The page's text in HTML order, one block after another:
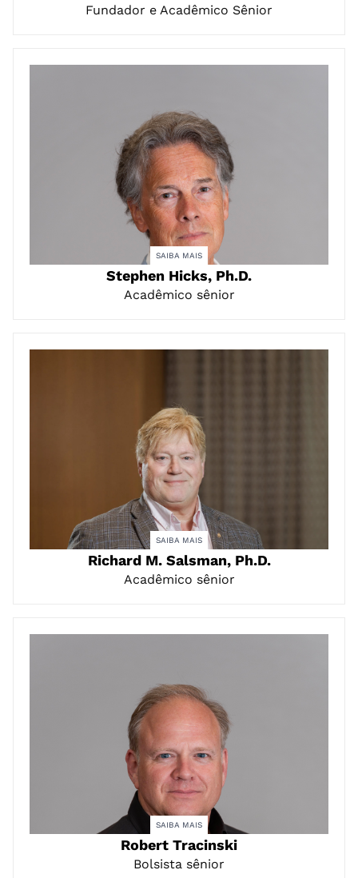
Fundador e Acadêmico Sênior
SAIBA MAIS
Stephen Hicks, Ph.D.
Acadêmico sênior
SAIBA MAIS
Richard M. Salsman, Ph.D.
Acadêmico sênior
SAIBA MAIS
Robert Tracinski
Bolsista sênior